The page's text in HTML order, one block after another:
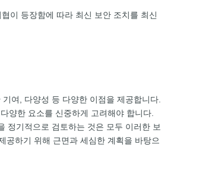
이 등장함에 따라 최신 보안 조치를 최신
여, 다양성 등 다양한 이점을 제공합니다.
양한 요소를 신중하게 고려해야 합니다.
정기적으로 검토하는 것은 모두 이러한 보
공하기 위해 근면과 세심한 계획을 바탕으